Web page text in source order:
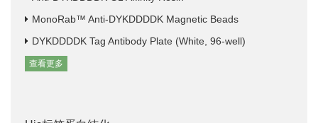
MonoRab™ Anti-DYKDDDDK Magnetic Beads
DYKDDDDK Tag Antibody Plate (White, 96-well)
查看更多